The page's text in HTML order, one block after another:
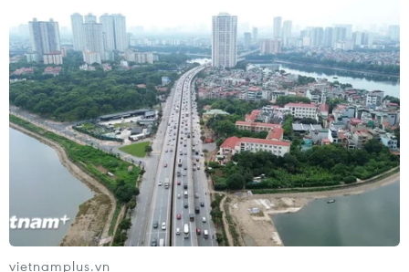
TIN LIÊN QUAN
vietnamplus.vn